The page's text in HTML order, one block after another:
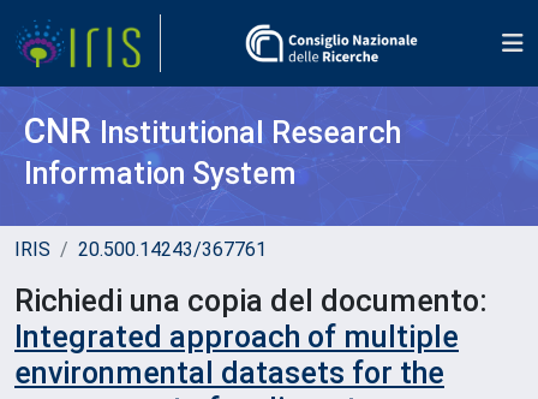
CNR Institutional Research
Information System
IRIS 20.500.14243/367761
Richiedi una copia del documento:
Integrated approach of multiple
environmental datasets for the